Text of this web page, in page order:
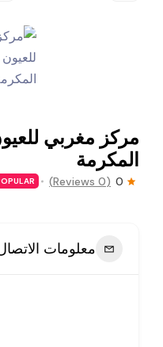
مركز مغربي
المكرمة
0
(0 Reviews)
معلومات